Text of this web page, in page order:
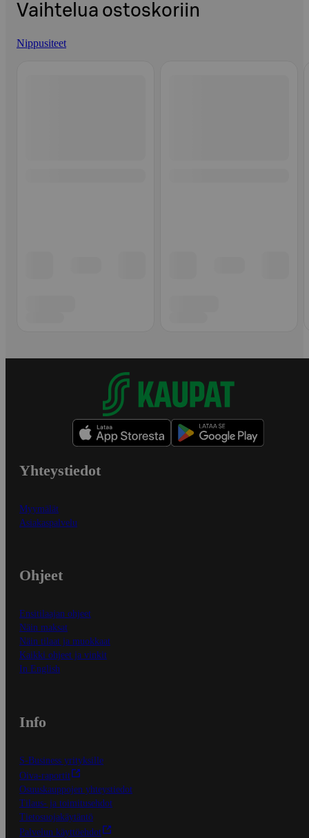
Vaihtelua ostoskoriin
Nippusiteet
Yhteystiedot
Myymälät
Asiakaspalvelu
Ohjeet
Ensitilaajan ohjeet
Näin maksat
Näin tilaat ja muokkaat
Kaikki ohjeet ja vinkit
In English
Info
S-Business yrityksille
Oiva-raportit
Osuuskauppojen yhteystiedot
Tilaus- ja toimitusehdot
Tietosuojakäytäntö
Palvelun käyttöehdot